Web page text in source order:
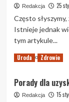
Redakcja 25
Często
Istnieje jednak
tym artykule...
Read MoreRead
more
wyglądu:
Uroda Zdrowie
Porady dla
Redakcja 15